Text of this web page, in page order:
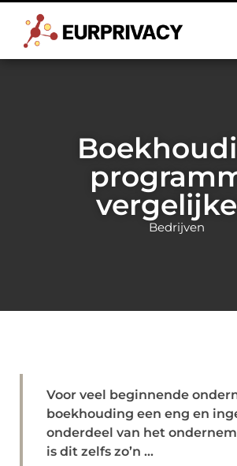
Bedrijven
Voor veel beginnende
boekhouding een eng en
onderdeel van het
is dit zelfs zo’n ...